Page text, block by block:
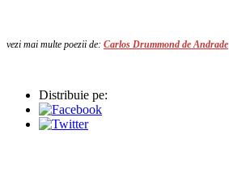
vezi mai multe poezii de: Carlos Drummond de Andrade
Distribuie pe: